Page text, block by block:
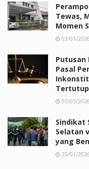
Tewas,
Momen
03/03/2026
Putusan
Pasal
Tertutup
03/03/2026
Sindikat
Selatan
yang
25/01/2026